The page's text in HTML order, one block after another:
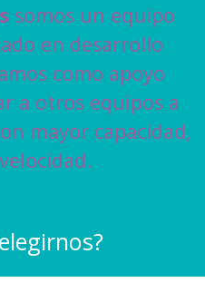
somos un equipo
en desarrollo
como apoyo
a otros equipos a
mayor capacidad,